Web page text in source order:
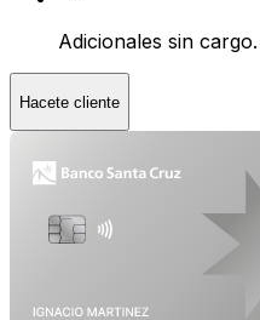
Adicionales sin cargo.
Hacete cliente